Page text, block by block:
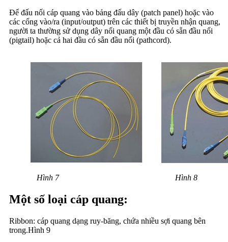
Để đấu nối cáp quang vào bảng đấu dây (patch panel) hoặc vào
các cổng vào/ra (input/output) trên các thiết bị truyền nhận quang,
người ta thường sử dụng dây nối quang một đầu có sẵn đầu nối
(pigtail) hoặc cả hai đầu có sẵn đầu nối (pathcord).
Hình 7 Hình 8
Một số loại cáp quang:
Ribbon: cáp quang dạng ruy-băng, chứa nhiều sợi quang bên
trong.Hình 9